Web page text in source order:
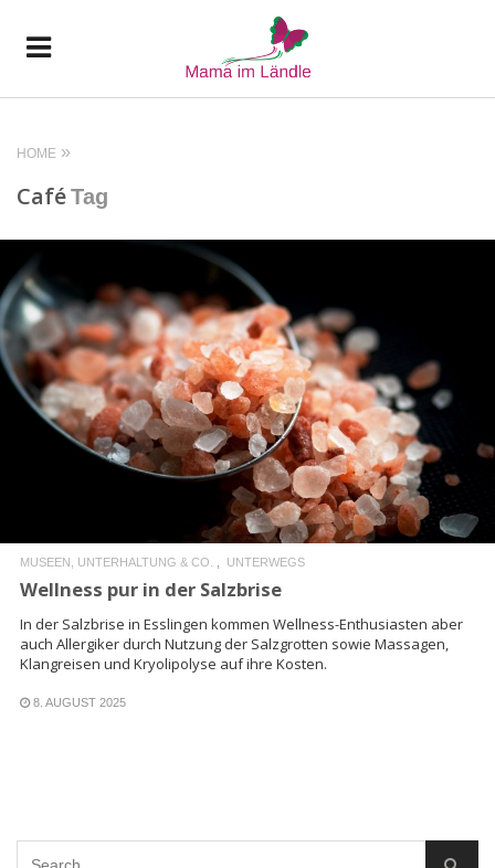
HOME
CaféTag
READ MORE
MUSEEN, UNTERHALTUNG & CO. UNTERWEGS
Wellness pur in der Salzbrise
In der Salzbrise in Esslingen kommen Wellness-Enthusiasten aber
auch Allergiker durch Nutzung der Salzgrotten sowie Massagen,
Klangreisen und Kryolipolyse auf ihre Kosten.
8. AUGUST 2025